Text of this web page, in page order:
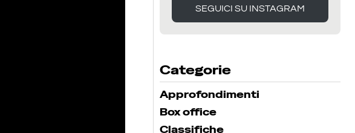
SEGUICI SU INSTAGRAM
SEGUICI SU INSTAGRAM
Categorie
Approfondimenti
Box office
Classifiche